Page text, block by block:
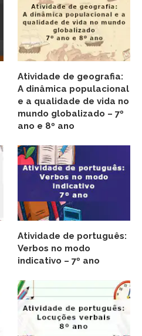
Atividade de geografia:
A dinâmica populacional
e a qualidade de vida no
mundo globalizado – 7º
ano e 8º ano
Atividade de português:
Verbos no modo
indicativo – 7º ano